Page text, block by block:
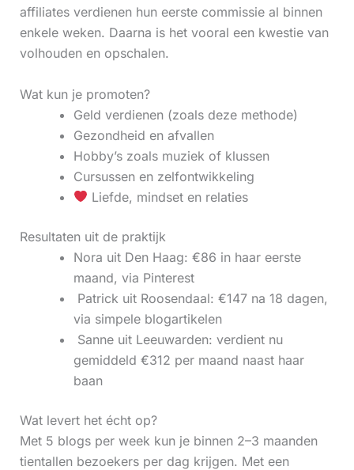
affiliates verdienen hun eerste commissie al binnen
enkele weken. Daarna is het vooral een kwestie van
volhouden en opschalen.
Wat kun je promoten?
Geld verdienen (zoals deze methode)
Gezondheid en afvallen
Hobby’s zoals muziek of klussen
Cursussen en zelfontwikkeling
Liefde, mindset en relaties
Resultaten uit de praktijk
Nora uit Den Haag: €86 in haar eerste
maand, via Pinterest
‍ Patrick uit Roosendaal: €147 na 18 dagen,
via simpele blogartikelen
‍ Sanne uit Leeuwarden: verdient nu
gemiddeld €312 per maand naast haar
baan
Wat levert het écht op?
Met 5 blogs per week kun je binnen 2–3 maanden
tientallen bezoekers per dag krijgen. Met een